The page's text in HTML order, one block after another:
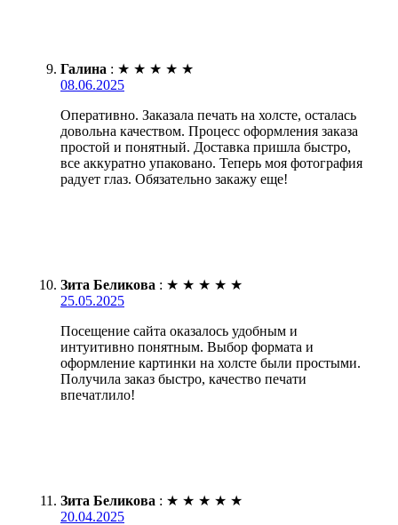
Галина : ★ ★ ★ ★ ★
08.06.2025
Оперативно. Заказала печать на холсте, осталась
довольна качеством. Процесс оформления заказа
простой и понятный. Доставка пришла быстро,
все аккуратно упаковано. Теперь моя фотография
радует глаз. Обязательно закажу еще!
Зита Беликова : ★ ★ ★ ★ ★
25.05.2025
Посещение сайта оказалось удобным и
интуитивно понятным. Выбор формата и
оформление картинки на холсте были простыми.
Получила заказ быстро, качество печати
впечатлило!
Зита Беликова : ★ ★ ★ ★ ★
20.04.2025